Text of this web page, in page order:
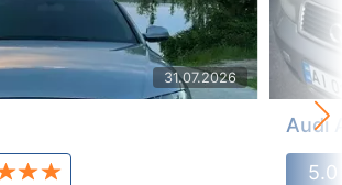
31.07.2026
Audi
5.0